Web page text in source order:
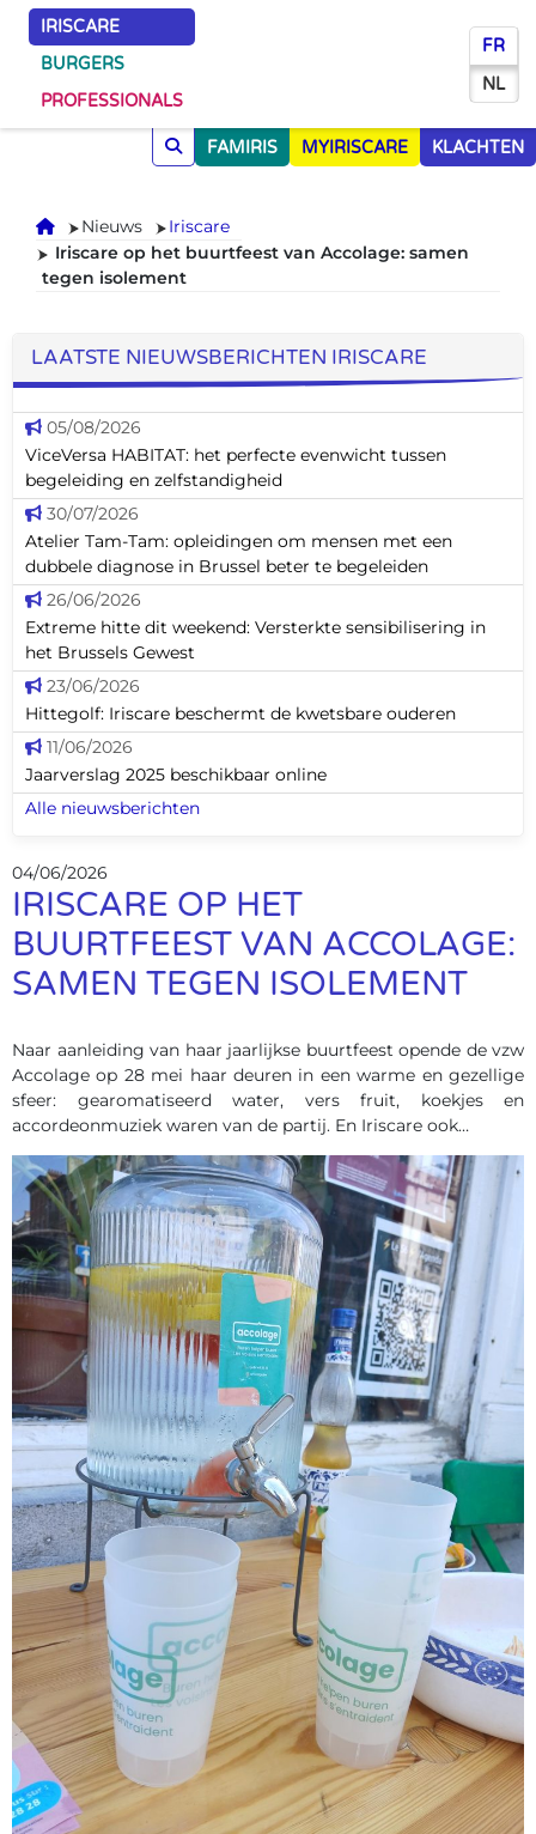
IRISCARE
BURGERS
PROFESSIONALS
FR
NL
FAMIRIS MYIRISCARE KLACHTEN
Onthaal
Nieuws
Iriscare
Iriscare op het buurtfeest van Accolage: samen
tegen isolement
LAATSTE NIEUWSBERICHTEN IRISCARE
05/08/2026
ViceVersa HABITAT: het perfecte evenwicht tussen
begeleiding en zelfstandigheid
30/07/2026
Atelier Tam-Tam: opleidingen om mensen met een
dubbele diagnose in Brussel beter te begeleiden
26/06/2026
Extreme hitte dit weekend: Versterkte sensibilisering in
het Brussels Gewest
23/06/2026
Hittegolf: Iriscare beschermt de kwetsbare ouderen
11/06/2026
Jaarverslag 2025 beschikbaar online
Alle nieuwsberichten
04/06/2026
IRISCARE OP HET
BUURTFEEST VAN ACCOLAGE:
SAMEN TEGEN ISOLEMENT
Naar aanleiding van haar jaarlijkse buurtfeest opende de vzw
Accolage op 28 mei haar deuren in een warme en gezellige
sfeer: gearomatiseerd water, vers fruit, koekjes en
accordeonmuziek waren van de partij. En Iriscare ook…